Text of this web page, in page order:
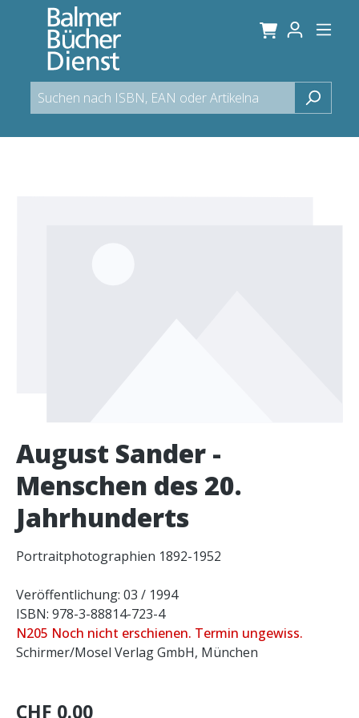
springen
August Sander -
Menschen des 20.
Jahrhunderts
Portraitphotographien 1892-1952
Veröffentlichung: 03 / 1994
ISBN: 978-3-88814-723-4
N205 Noch nicht erschienen. Termin ungewiss.
Schirmer/Mosel Verlag GmbH, München
CHF 0.00